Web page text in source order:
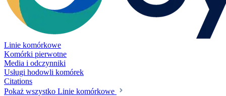
Linie komórkowe
Komórki pierwotne
Media i odczynniki
Usługi hodowli komórek
Citations
Pokaż wszystko Linie komórkowe